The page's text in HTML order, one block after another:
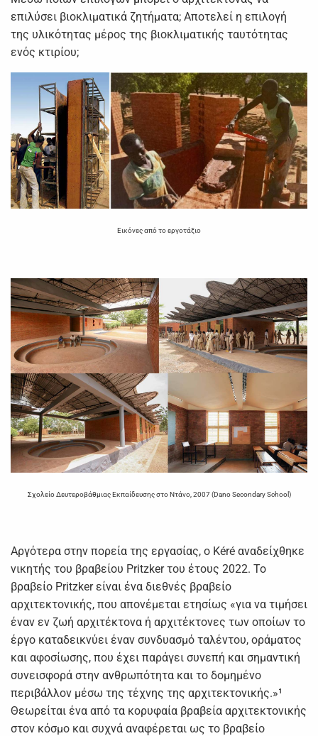
επιλύσει βιοκλιματικά ζητήματα; Αποτελεί η επιλογή
της υλικότητας μέρος της βιοκλιματικής ταυτότητας
ενός κτιρίου;
Εικόνες από το εργοτάξιο
Σχολείο Δευτεροβάθμιας Εκπαίδευσης στο Ντάνο, 2007 (Dano Secondary School)
Αργότερα στην πορεία της εργασίας, ο Kéré αναδείχθηκε
νικητής του βραβείου Pritzker του έτους 2022. Το
βραβείο Pritzker είναι ένα διεθνές βραβείο
αρχιτεκτονικής, που απονέμεται ετησίως «για να τιμήσει
έναν εν ζωή αρχιτέκτονα ή αρχιτέκτονες των οποίων το
έργο καταδεικνύει έναν συνδυασμό ταλέντου, οράματος
και αφοσίωσης, που έχει παράγει συνεπή και σημαντική
συνεισφορά στην ανθρωπότητα και το δομημένο
περιβάλλον μέσω της τέχνης της αρχιτεκτονικής.»¹
Θεωρείται ένα από τα κορυφαία βραβεία αρχιτεκτονικής
στον κόσμο και συχνά αναφέρεται ως το βραβείο